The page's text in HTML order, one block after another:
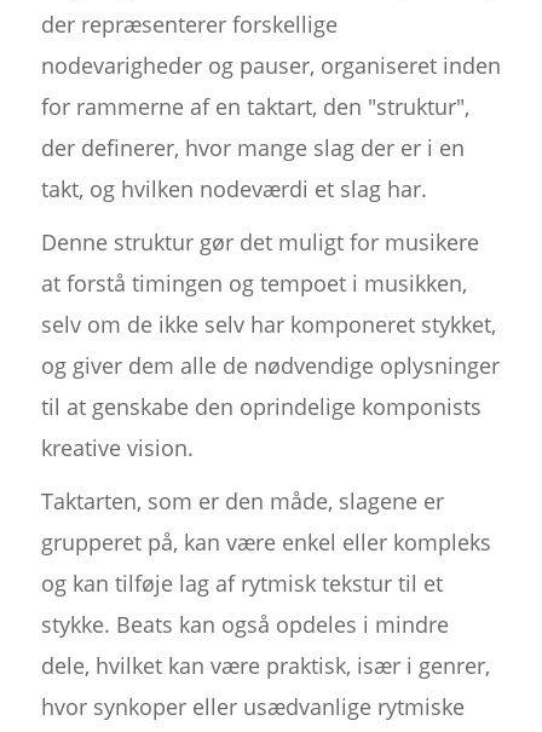
der repræsenterer forskellige
nodevarigheder og pauser, organiseret inden
for rammerne af en taktart, den "struktur",
der definerer, hvor mange slag der er i en
takt, og hvilken nodeværdi et slag har.
Denne struktur gør det muligt for musikere
at forstå timingen og tempoet i musikken,
selv om de ikke selv har komponeret stykket,
og giver dem alle de nødvendige oplysninger
til at genskabe den oprindelige komponists
kreative vision.
Taktarten, som er den måde, slagene er
grupperet på, kan være enkel eller kompleks
og kan tilføje lag af rytmisk tekstur til et
stykke. Beats kan også opdeles i mindre
dele, hvilket kan være praktisk, især i genrer,
hvor synkoper eller usædvanlige rytmiske